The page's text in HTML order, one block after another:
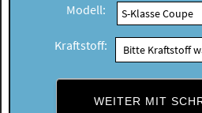
Modell:
Kraftstoff:
WEITER MIT